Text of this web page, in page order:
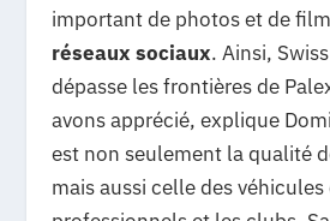
important de photos et de
réseaux sociaux. Ainsi,
dépasse les frontières de
avons apprécié, explique
est non seulement la qualité
mais aussi celle des